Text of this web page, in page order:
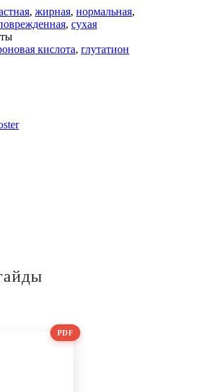
, жирная, нормальная,
, сухая
кислота, глутатион
PDF